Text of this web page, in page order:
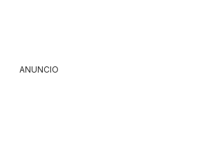
ANUNCIO